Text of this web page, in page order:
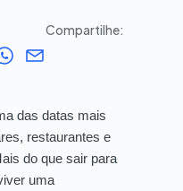
Compartilhe:
das datas mais
restaurantes e
do que sair para
uma